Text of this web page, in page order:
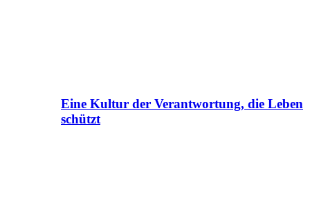
Eine Kultur der Verantwortung, die Leben
schützt